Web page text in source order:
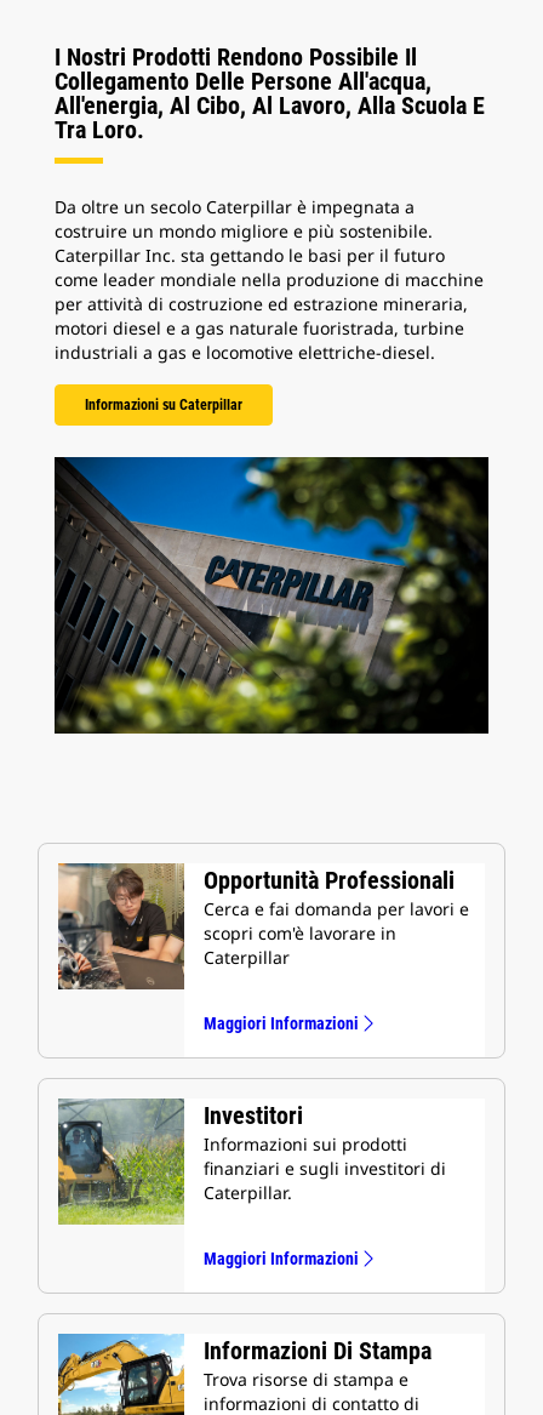
I Nostri Prodotti Rendono Possibile Il
Collegamento Delle Persone All'acqua,
All'energia, Al Cibo, Al Lavoro, Alla Scuola E
Tra Loro.
Da oltre un secolo Caterpillar è impegnata a
costruire un mondo migliore e più sostenibile.
Caterpillar Inc. sta gettando le basi per il futuro
come leader mondiale nella produzione di macchine
per attività di costruzione ed estrazione mineraria,
motori diesel e a gas naturale fuoristrada, turbine
industriali a gas e locomotive elettriche-diesel.
Informazioni su Caterpillar
Opportunità Professionali
Cerca e fai domanda per lavori e
scopri com'è lavorare in
Caterpillar
Maggiori Informazioni
Investitori
Informazioni sui prodotti
finanziari e sugli investitori di
Caterpillar.
Maggiori Informazioni
Informazioni Di Stampa
Trova risorse di stampa e
informazioni di contatto di